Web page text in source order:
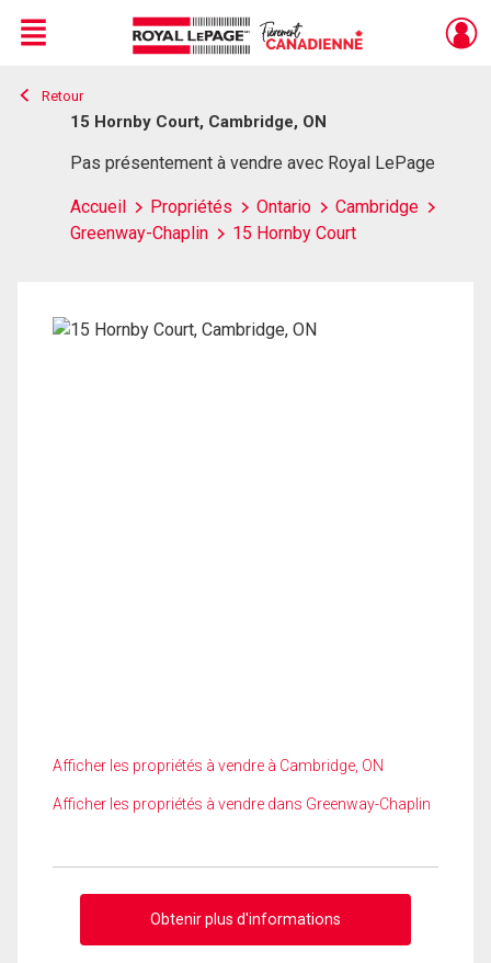
Live
En Direct
Menu
Retour
15 Hornby Court, Cambridge, ON
Pas présentement à vendre avec Royal LePage
Accueil Propriétés Ontario
Cambridge
Greenway-Chaplin
15 Hornby Court
Afficher les propriétés à vendre à Cambridge, ON
Afficher les propriétés à vendre dans Greenway-Chaplin
Obtenir plus d'informations